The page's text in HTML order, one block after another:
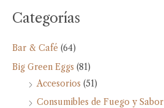
Categorías
Bar & Café (64)
Big Green Eggs (81)
Accesorios (51)
Consumibles de Fuego y Sabor